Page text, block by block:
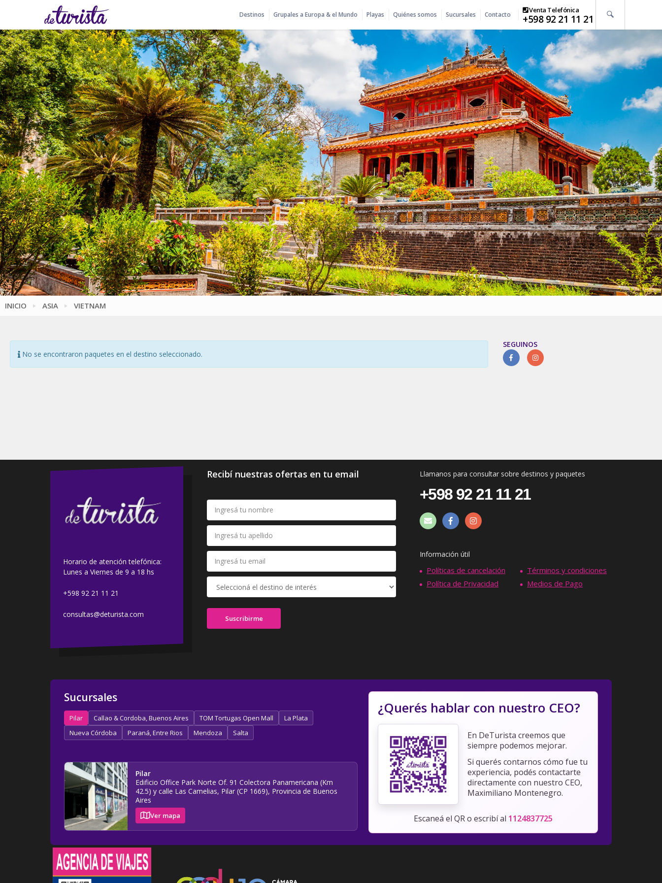
Destinos Grupales a Europa & el Mundo Playas Quiénes somos Sucursales Contacto
Venta Telefónica
+598 92 21 11 21
INICIO ASIA VIETNAM
No se encontraron paquetes en el destino seleccionado.
SEGUINOS
Horario de atención telefónica:
Lunes a Viernes de 9 a 18 hs
+598 92 21 11 21
consultas@deturista.com
Recibí nuestras ofertas en tu email Llamanos para consultar sobre destinos y paquetes
+598 92 21 11 21
Información útil
Políticas de cancelación
Términos y condiciones
Política de Privacidad
Medios de Pago
Sucursales
Pilar Callao & Cordoba, Buenos Aires TOM Tortugas Open Mall
La Plata
Nueva Córdoba
Paraná, Entre Rios Mendoza Salta
Pilar
Edificio Office Park Norte Of. 91 Colectora Panamericana (Km
42.5) y calle Las Camelias, Pilar (CP 1669), Provincia de Buenos
Aires
Ver mapa
¿Querés hablar con nuestro CEO?
En DeTurista creemos que
siempre podemos mejorar.
Si querés contarnos cómo fue tu
experiencia, podés contactarte
directamente con nuestro CEO,
Maximiliano Montenegro.
Escaneá el QR o escribí al 1124837725